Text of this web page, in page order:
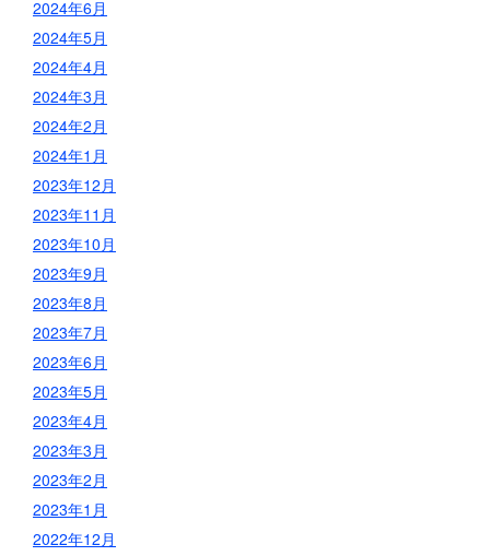
2024年6月
2024年5月
2024年4月
2024年3月
2024年2月
2024年1月
2023年12月
2023年11月
2023年10月
2023年9月
2023年8月
2023年7月
2023年6月
2023年5月
2023年4月
2023年3月
2023年2月
2023年1月
2022年12月